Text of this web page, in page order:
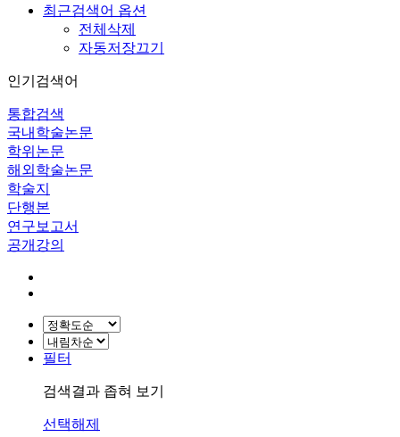
최근검색어 옵션
전체삭제
자동저장끄기
인기검색어
통합검색
국내학술논문
학위논문
해외학술논문
학술지
단행본
연구보고서
공개강의
필터
검색결과 좁혀 보기
선택해제